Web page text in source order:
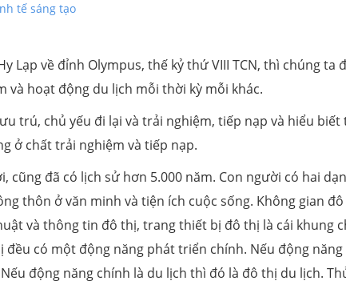
tế sáng tạo
Lạp về đỉnh Olympus, thế kỷ thứ VIII TCN, thì chúng ta
và hoạt động du lịch mỗi thời kỳ mỗi khác.
trú, chủ yếu đi lại và trải nghiệm, tiếp nạp và hiểu biết
ở chất trải nghiệm và tiếp nạp.
đã có lịch sử hơn 5.000 năm. Con người có hai
thôn ở văn minh và tiện ích cuộc sống. Không gian
và thông tin đô thị, trang thiết bị đô thị là cái khung
có một động năng phát triển chính. Nếu động năng
động năng chính là du lịch thì đó là đô thị du lịch.